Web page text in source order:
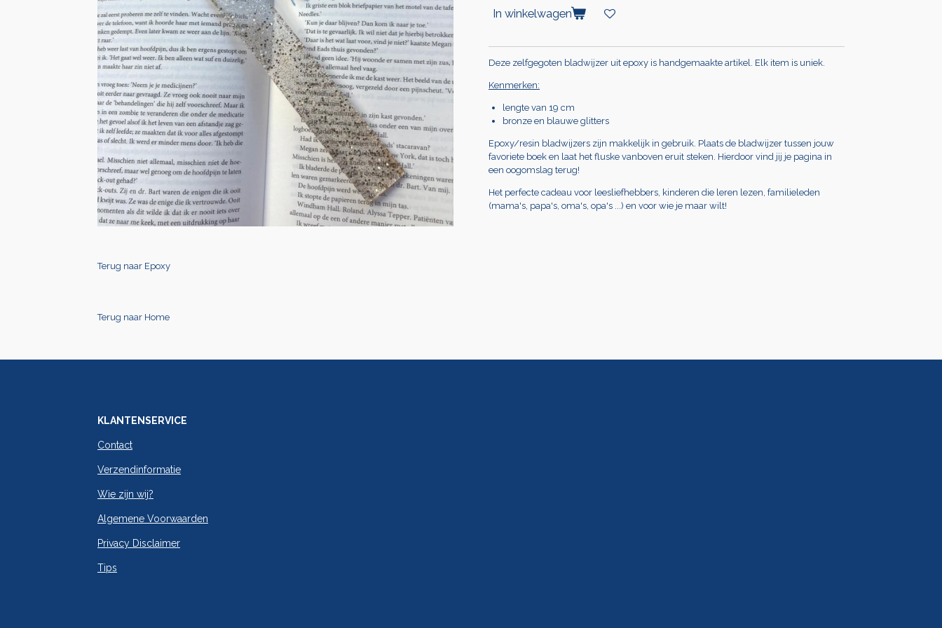
In winkelwagen
Deze zelfgegoten bladwijzer uit epoxy is handgemaakte artikel. Elk item is uniek.
Kenmerken:
lengte van 19 cm
bronze en blauwe glitters
Epoxy/resin bladwijzers zijn makkelijk in gebruik. Plaats de bladwijzer tussen jouw
favoriete boek en laat het fluske vanboven eruit steken. Hierdoor vind jij je pagina in
een oogomslag terug!
Het perfecte cadeau voor leesliefhebbers, kinderen die leren lezen, familieleden
(mama's, papa's, oma's, opa's ...) en voor wie je maar wilt!
Terug naar Epoxy
Terug naar Home
KLANTENSERVICE
Contact
Verzendinformatie
Wie zijn wij?
Algemene Voorwaarden
Privacy Disclaimer
Tips